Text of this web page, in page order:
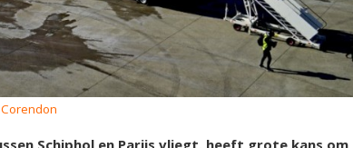
Schiphol en Parijs vliegt, heeft grote kans om